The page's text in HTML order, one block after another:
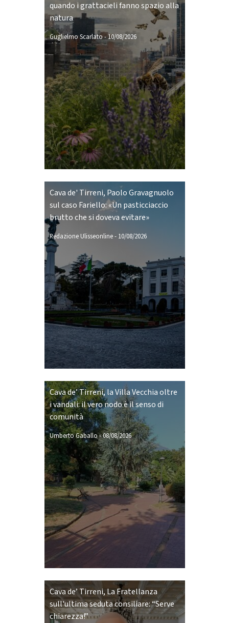
quando i grattacieli fanno spazio alla
natura
Guglielmo Scarlato-10/08/2026
Cava de' Tirreni, Paolo Gravagnuolo
sul caso Fariello: «Un pasticciaccio
brutto che si doveva evitare»
Redazione Ulisseonline- 10/08/2026
Cava de’ Tirreni, la Villa Vecchia oltre
i vandali: il vero nodo è il senso di
comunità
Umberto Gaballo-08/08/2026
Cava de’ Tirreni, La Fratellanza
sull'ultima seduta consiliare: “Serve
chiarezza!”